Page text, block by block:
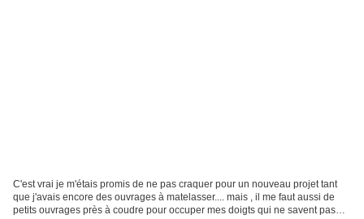
C'est vrai je m'étais promis de ne pas craquer pour un nouveau projet tant
que j'avais encore des ouvrages à matelasser.... mais , il me faut aussi de
petits ouvrages près à coudre pour occuper mes doigts qui ne savent pas